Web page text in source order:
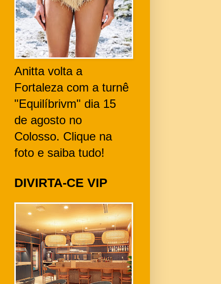
Anitta volta a
Fortaleza com a turnê
"Equilíbrivm" dia 15
de agosto no
Colosso. Clique na
foto e saiba tudo!
DIVIRTA-CE VIP